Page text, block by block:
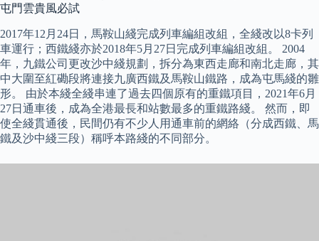
屯門雲貴風必試
2017年12月24日，馬鞍山綫完成列車編組改組，全綫改以8卡列
車運行；西鐵綫亦於2018年5月27日完成列車編組改組。 2004
年，九鐵公司更改沙中綫規劃，拆分為東西走廊和南北走廊，其
中大圍至紅磡段將連接九廣西鐵及馬鞍山鐵路，成為屯馬綫的雛
形。 由於本綫全綫串連了過去四個原有的重鐵項目，2021年6月
27日通車後，成為全港最長和站數最多的重鐵路綫。 然而，即
使全綫貫通後，民間仍有不少人用通車前的網絡（分成西鐵、馬
鐵及沙中綫三段）稱呼本路綫的不同部分。